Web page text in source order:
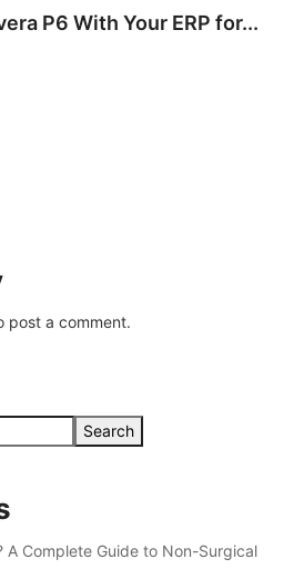
post a comment.
Search
A Complete Guide to Non-Surgical